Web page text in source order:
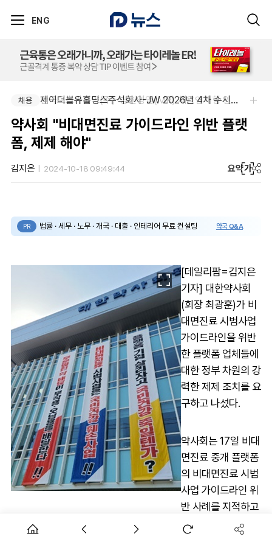
ENG
채용 제이더블유홀딩스주식회사-JW 2026년 4차 수시채용
채용 한국오츠카제약(주)-병원영업(MR) 채용연계형 인턴(신입사원) 모집 공고
약사회 "비대면진료 가이드라인 위반 플랫
폼, 제제 해야"
김지은 2024-10-18 09:49:44 요약가
PR 법률 · 세무 · 노무 · 개국 · 대출 · 인테리어 무료 컨설팅 약국 Q&A
[데일리팜=김지은
기자] 대한약사회
(회장 최광훈)가 비
대면진료 시범사업
가이드라인을 위반
한 플랫폼 업체들에
대한 정부 차원의 강
력한 제제 조치를 요
구하고 나섰다.
약사회는 17일 비대
면진료 중개 플랫폼
의 비대면진료 시범
사업 가이드라인 위
반 사례를 지적하고
정부의 즉각적인 시정조치, 가이드라인 미준수 업체에 대한 제